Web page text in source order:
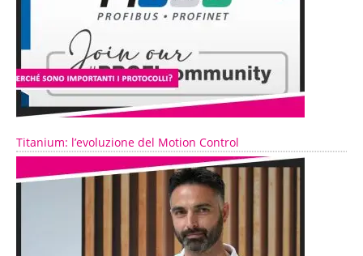
Titanium: l’evoluzione del Motion Control